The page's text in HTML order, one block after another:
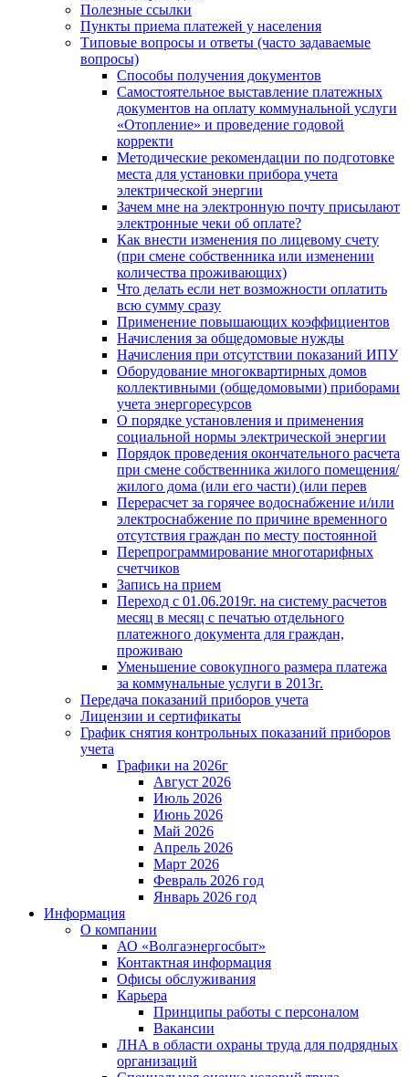
Полезные ссылки
Пункты приема платежей у населения
Типовые вопросы и ответы (часто задаваемые
вопросы)
Способы получения документов
Самостоятельное выставление платежных
документов на оплату коммунальной услуги
«Отопление» и проведение годовой
корректи
Методические рекомендации по подготовке
места для установки прибора учета
электрической энергии
Зачем мне на электронную почту присылают
электронные чеки об оплате?
Как внести изменения по лицевому счету
(при смене собственника или изменении
количества проживающих)
Что делать если нет возможности оплатить
всю сумму сразу
Применение повышающих коэффициентов
Начисления за общедомовые нужды
Начисления при отсутствии показаний ИПУ
Оборудование многоквартирных домов
коллективными (общедомовыми) приборами
учета энергоресурсов
О порядке установления и применения
социальной нормы электрической энергии
Порядок проведения окончательного расчета
при смене собственника жилого помещения/
жилого дома (или его части) (или перев
Перерасчет за горячее водоснабжение и/или
электроснабжение по причине временного
отсутствия граждан по месту постоянной
Перепрограммирование многотарифных
счетчиков
Запись на прием
Переход с 01.06.2019г. на систему расчетов
месяц в месяц с печатью отдельного
платежного документа для граждан,
проживаю
Уменьшение совокупного размера платежа
за коммунальные услуги в 2013г.
Передача показаний приборов учета
Лицензии и сертификаты
График снятия контрольных показаний приборов
учета
Графики на 2026г
Август 2026
Июль 2026
Июнь 2026
Май 2026
Апрель 2026
Март 2026
Февраль 2026 год
Январь 2026 год
Информация
О компании
АО «Волгаэнергосбыт»
Контактная информация
Офисы обслуживания
Карьера
Принципы работы с персоналом
Вакансии
ЛНА в области охраны труда для подрядных
организаций